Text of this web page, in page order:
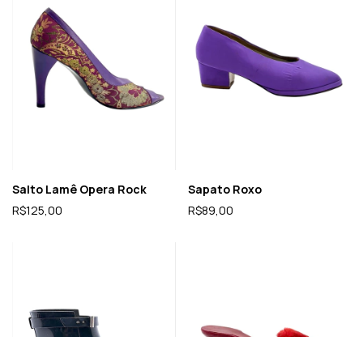
Salto Lamê Opera Rock
R$125,00
Sapato Roxo
R$89,00